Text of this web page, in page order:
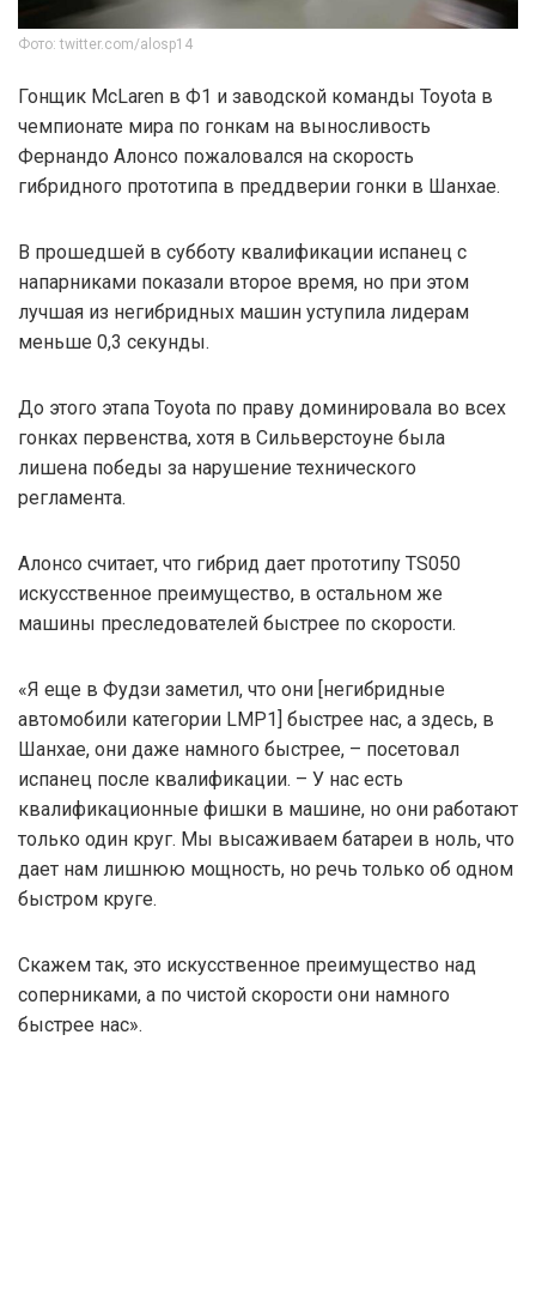
Фото: twitter.com/alosp14
Гонщик McLaren в Ф1 и заводской команды Toyota в
чемпионате мира по гонкам на выносливость
Фернандо Алонсо пожаловался на скорость
гибридного прототипа в преддверии гонки в Шанхае.
В прошедшей в субботу квалификации испанец с
напарниками показали второе время, но при этом
лучшая из негибридных машин уступила лидерам
меньше 0,3 секунды.
До этого этапа Toyota по праву доминировала во всех
гонках первенства, хотя в Сильверстоуне была
лишена победы за нарушение технического
регламента.
Алонсо считает, что гибрид дает прототипу TS050
искусственное преимущество, в остальном же
машины преследователей быстрее по скорости.
«Я еще в Фудзи заметил, что они [негибридные
автомобили категории LMP1] быстрее нас, а здесь, в
Шанхае, они даже намного быстрее, – посетовал
испанец после квалификации. – У нас есть
квалификационные фишки в машине, но они работают
только один круг. Мы высаживаем батареи в ноль, что
дает нам лишнюю мощность, но речь только об одном
быстром круге.
Скажем так, это искусственное преимущество над
соперниками, а по чистой скорости они намного
быстрее нас».